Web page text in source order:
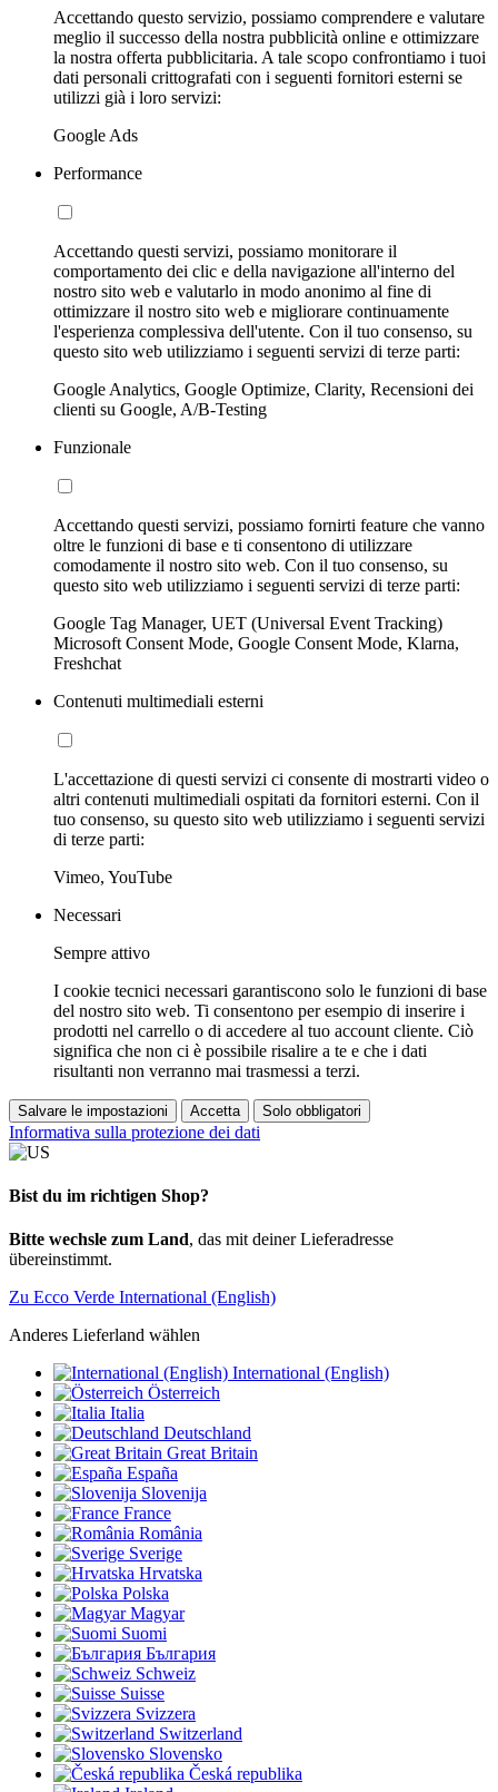
Accettando questo servizio, possiamo comprendere e valutare
meglio il successo della nostra pubblicità online e ottimizzare
la nostra offerta pubblicitaria. A tale scopo confrontiamo i tuoi
dati personali crittografati con i seguenti fornitori esterni se
utilizzi già i loro servizi:
Google Ads
Performance
Accettando questi servizi, possiamo monitorare il
comportamento dei clic e della navigazione all'interno del
nostro sito web e valutarlo in modo anonimo al fine di
ottimizzare il nostro sito web e migliorare continuamente
l'esperienza complessiva dell'utente. Con il tuo consenso, su
questo sito web utilizziamo i seguenti servizi di terze parti:
Google Analytics, Google Optimize, Clarity, Recensioni dei
clienti su Google, A/B-Testing
Funzionale
Accettando questi servizi, possiamo fornirti feature che vanno
oltre le funzioni di base e ti consentono di utilizzare
comodamente il nostro sito web. Con il tuo consenso, su
questo sito web utilizziamo i seguenti servizi di terze parti:
Google Tag Manager, UET (Universal Event Tracking)
Microsoft Consent Mode, Google Consent Mode, Klarna,
Freshchat
Contenuti multimediali esterni
L'accettazione di questi servizi ci consente di mostrarti video o
altri contenuti multimediali ospitati da fornitori esterni. Con il
tuo consenso, su questo sito web utilizziamo i seguenti servizi
di terze parti:
Vimeo, YouTube
Necessari
Sempre attivo
I cookie tecnici necessari garantiscono solo le funzioni di base
del nostro sito web. Ti consentono per esempio di inserire i
prodotti nel carrello o di accedere al tuo account cliente. Ciò
significa che non ci è possibile risalire a te e che i dati
risultanti non verranno mai trasmessi a terzi.
Salvare le impostazioni Accetta Solo obbligatori
Informativa sulla protezione dei dati
Bist du im richtigen Shop?
Bitte wechsle zum Land, das mit deiner Lieferadresse
übereinstimmt.
Zu Ecco Verde International (English)
Anderes Lieferland wählen
International (English)
Österreich
Italia
Deutschland
Great Britain
España
Slovenija
France
România
Sverige
Hrvatska
Polska
Magyar
Suomi
България
Schweiz
Suisse
Svizzera
Switzerland
Slovensko
Česká republika